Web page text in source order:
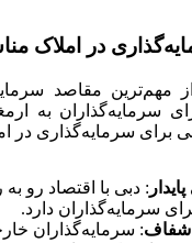
در املاک
مهم‌ترین مقاصد
سرمایه‌گذاران به
برای سرمایه‌گذاری در
: دبی با اقتصاد رو
سرمایه‌گذاران دارد.
شفاف: سرمایه‌گذاران